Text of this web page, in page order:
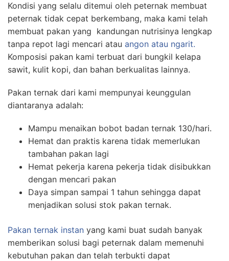
Kondisi yang selalu ditemui oleh peternak membuat
peternak tidak cepat berkembang, maka kami telah
membuat pakan yang kandungan nutrisinya lengkap
tanpa repot lagi mencari atau angon atau ngarit.
Komposisi pakan kami terbuat dari bungkil kelapa
sawit, kulit kopi, dan bahan berkualitas lainnya.
Pakan ternak dari kami mempunyai keunggulan
diantaranya adalah:
Mampu menaikan bobot badan ternak 130/hari.
Hemat dan praktis karena tidak memerlukan
tambahan pakan lagi
Hemat pekerja karena pekerja tidak disibukkan
dengan mencari pakan
Daya simpan sampai 1 tahun sehingga dapat
menjadikan solusi stok pakan ternak.
Pakan ternak instan yang kami buat sudah banyak
memberikan solusi bagi peternak dalam memenuhi
kebutuhan pakan dan telah terbukti dapat